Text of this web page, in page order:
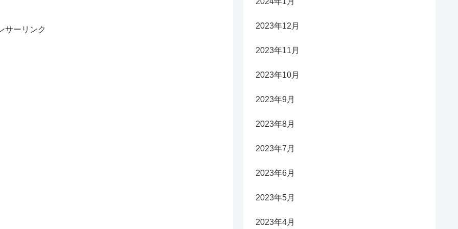
サーリンク 2023年12月
2023年11月
2023年10月
2023年9月
2023年8月
2023年7月
2023年6月
2023年5月
2023年4月